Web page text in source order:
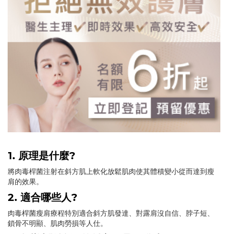
1. 原理是什麼?
將肉毒桿菌注射在斜方肌上軟化放鬆肌肉使其體積變小從而達到瘦
肩的效果。
2. 適合哪些人?
肉毒桿菌瘦肩療程特別適合斜方肌發達、對露肩沒自信、脖子短、
鎖骨不明顯、肌肉勞損等人仕。